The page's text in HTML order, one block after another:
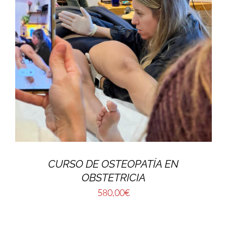
CURSO DE OSTEOPATÍA EN
OBSTETRICIA
580,00€